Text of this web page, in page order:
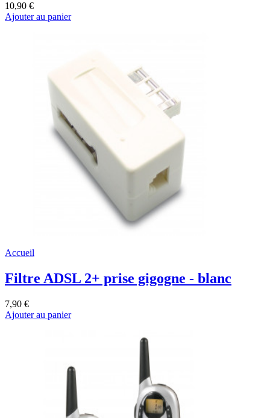
10,90 €
Ajouter au panier
Accueil
Filtre ADSL 2+ prise gigogne - blanc
7,90 €
Ajouter au panier